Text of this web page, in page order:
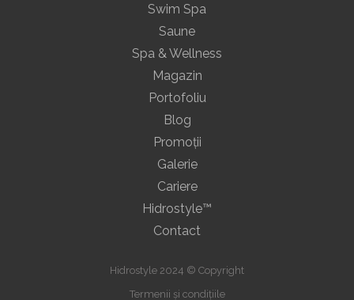
Swim Spa
Saune
Spa & Wellness
Magazin
Portofoliu
Blog
Promoţii
Galerie
Cariere
Hidrostyle™
Contact
Hidrostyle 2024 © Copyright
Termenii și condițiile